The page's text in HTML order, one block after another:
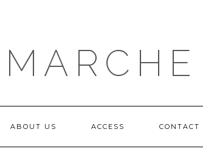
ABOUT US ACCESS CONTACT